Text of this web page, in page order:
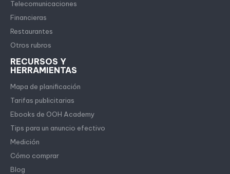
Telecomunicaciones
Financieras
Restaurantes
Otros rubros
RECURSOS Y
HERRAMIENTAS
Mapa de planificación
Tarifas publicitarias
Ebooks de OOH Academy
Tips para un anuncio efectivo
Medición
Cómo comprar
Blog